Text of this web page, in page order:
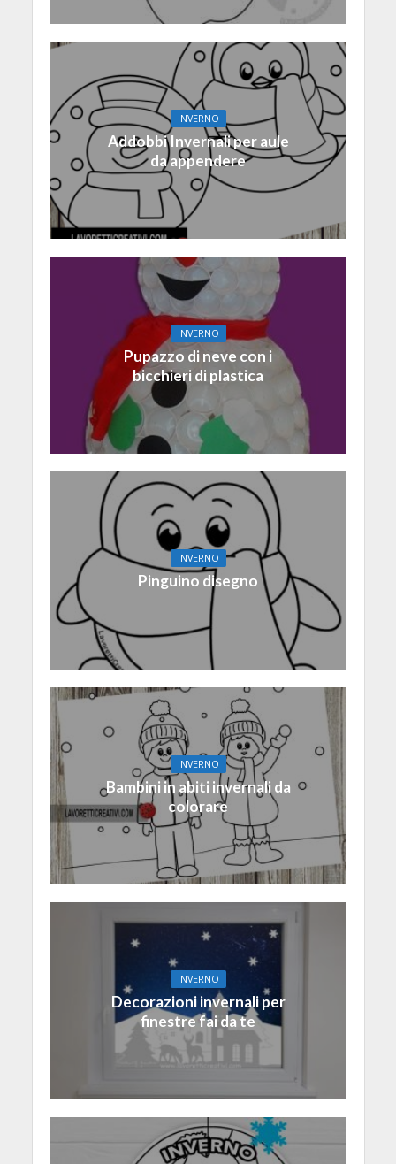
INVERNO
Addobbi Invernali per aule
da appendere
INVERNO
Pupazzo di neve con i
bicchieri di plastica
INVERNO
Pinguino disegno
INVERNO
Bambini in abiti invernali da
colorare
INVERNO
Decorazioni invernali per
finestre fai da te